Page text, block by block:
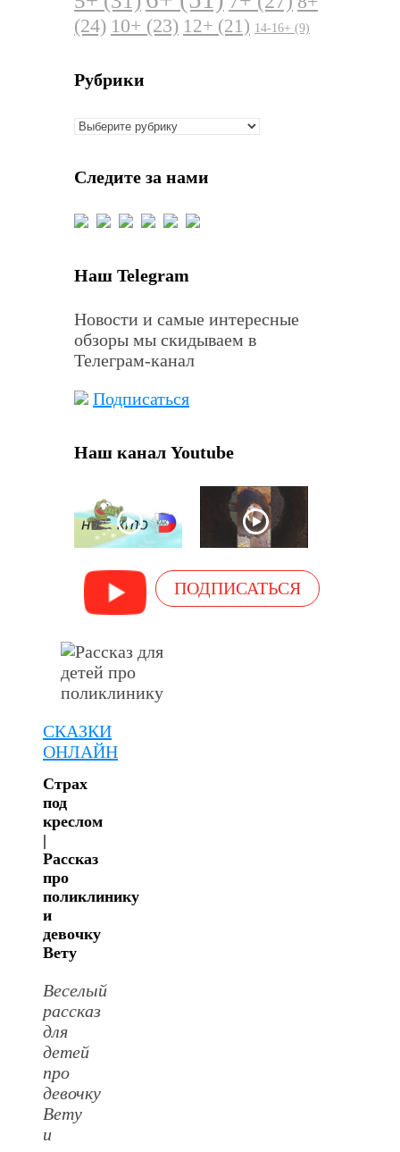
(24) 10+ (23) 12+ (21) 14-16+ (9)
Рубрики
Рубрики
Следите за нами
Наш Telegram
Новости и самые интересные
обзоры мы скидываем в
Телеграм-канал
Подписаться
Наш канал Youtube
ПОДПИСАТЬСЯ
СКАЗКИ
ОНЛАЙН
Страх
под
креслом
|
Рассказ
про
поликлинику
и
девочку
Вету
Веселый
рассказ
для
детей
про
девочку
Вету
и